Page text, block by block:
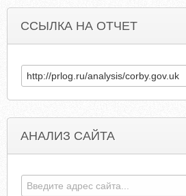
ССЫЛКА НА ОТЧЕТ
АНАЛИЗ САЙТА